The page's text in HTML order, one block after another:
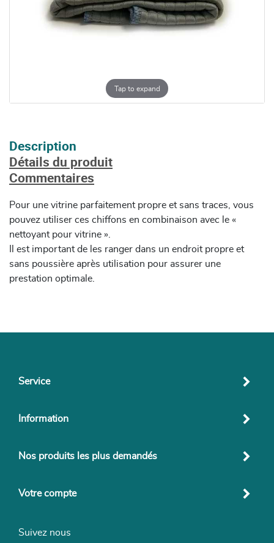
Tap to expand
Description
Détails du produit
Commentaires
Pour une vitrine parfaitement propre et sans traces, vous
pouvez utiliser ces chiffons en combinaison avec le «
nettoyant pour vitrine ».
Il est important de les ranger dans un endroit propre et
sans poussière après utilisation pour assurer une
prestation optimale.
Service
Information
Nos produits les plus demandés
Votre compte
Suivez nous